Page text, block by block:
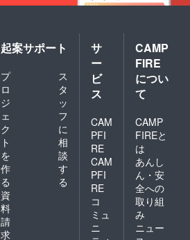
起案サポート
プ
ロ
ジ
ェ
ク
ト
を
作
る
ス
タ
ッ
フ
に
相
談
す
る
資
料
請
求
サ
ー
ビ
ス
CAM
PFI
RE
CAM
PFI
RE
コ
ミュ
ニ
CAMP
FIRE
につい
て
CAMP
FIREと
は
あんし
ん・安
全への
取り組
み
ニュー